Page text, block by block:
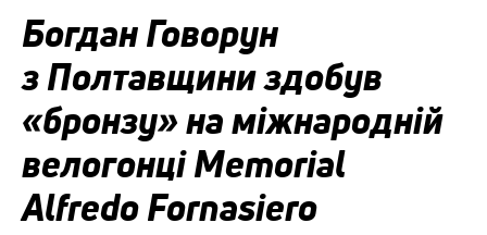
Богдан Говорун
з Полтавщини здобув
«бронзу» на міжнародній
велогонці Memorial
Alfredo Fornasiero